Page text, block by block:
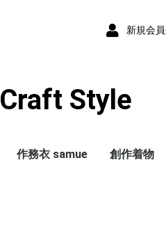
新規会
Craft Style
作務衣 samue 創作着物